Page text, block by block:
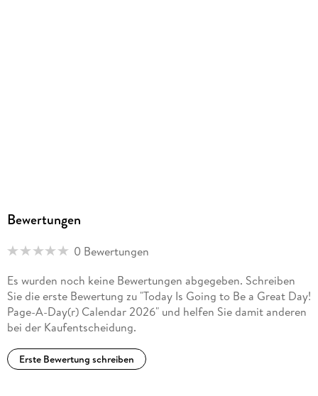
Bewertungen
0 Bewertungen
Es wurden noch keine Bewertungen abgegeben. Schreiben
Sie die erste Bewertung zu "Today Is Going to Be a Great Day!
Page-A-Day(r) Calendar 2026" und helfen Sie damit anderen
bei der Kaufentscheidung.
Erste Bewertung schreiben